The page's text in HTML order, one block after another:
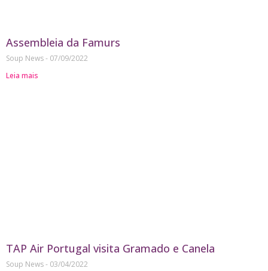
Assembleia da Famurs
Soup News
07/09/2022
Leia mais
TAP Air Portugal visita Gramado e Canela
Soup News
03/04/2022